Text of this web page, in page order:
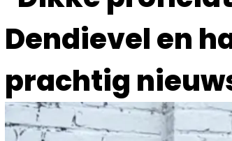
Dendievel en
prachtig